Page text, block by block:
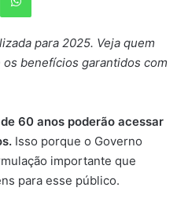
para 2025. Veja quem
benefícios garantidos com
60 anos poderão acessar
Isso porque o Governo
importante que
para esse público.